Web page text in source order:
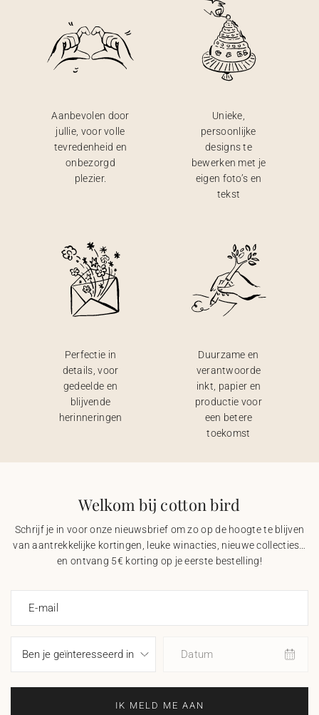
Aanbevolen door
jullie, voor volle
tevredenheid en
onbezorgd
plezier.
Unieke,
persoonlijke
designs te
bewerken met je
eigen foto’s en
tekst
Perfectie in
details, voor
gedeelde en
blijvende
herinneringen
Duurzame en
verantwoorde
inkt, papier en
productie voor
een betere
toekomst
Welkom bij cotton bird
Schrijf je in voor onze nieuwsbrief om zo op de hoogte te blijven
van aantrekkelijke kortingen, leuke winacties, nieuwe collecties…
en ontvang 5€ korting op je eerste bestelling!
E-mail
Datum
IK MELD ME AAN